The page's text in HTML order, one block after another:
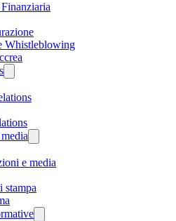
Whistleblowing
e media
stampa